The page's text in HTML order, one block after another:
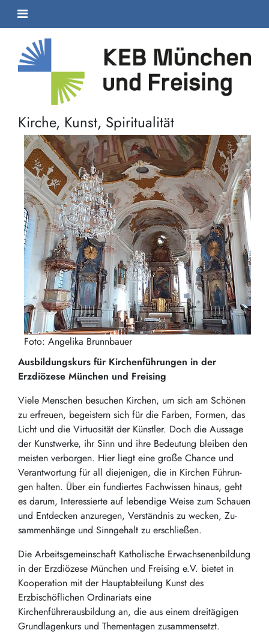
Kirche, Kunst, Spiritualität
Foto: Angelika Brunnbauer
Ausbildungskurs für Kirchenführungen in der
Erzdiözese München und Freising
Viele Men­schen be­su­chen Kir­chen, um sich am Schö­nen
zu er­freu­en, be­geis­tern sich für die Far­ben, For­men, das
Licht und die Vir­tuo­si­tät der Künst­ler. Doch die Aus­sa­ge
der Kunst­wer­ke, ihr Sinn und ihre Be­deu­tung blei­ben den
meis­ten ver­bor­gen. Hier liegt eine große Chan­ce und
Ver­ant­wor­tung für all die­je­ni­gen, die in Kir­chen Füh­run­
gen hal­ten. Über ein fun­dier­tes Fach­wis­sen hin­aus, geht
es darum, Interessierte auf le­ben­di­ge Weise zum Schau­en
und Ent­de­cken an­zu­re­gen, Ver­ständ­nis zu we­cken, Zu­
sam­men­hän­ge und Sinn­ge­halt zu er­schlie­ßen.
Die Ar­beits­ge­mein­schaft Ka­tho­li­sche Er­wach­se­nen­bil­dung
in der Erz­diö­ze­se Mün­chen und Frei­sing e.V. bietet in
Kooperation mit der Hauptabteilung Kunst des
Erzbischöflichen Ordinariats eine
Kirchenführerausbildung an, die aus einem dreitägigen
Grundlagenkurs und Thementagen zusammensetzt.